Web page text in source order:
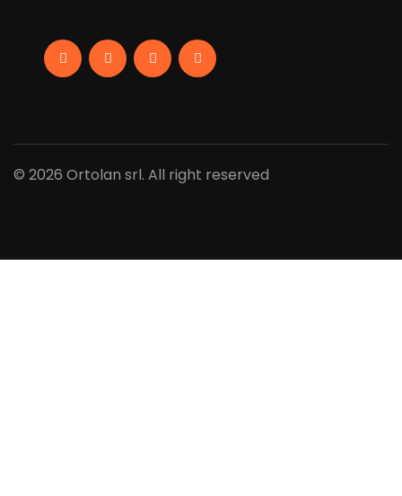
FacebookLinkedinInstagramYouTube
© 2026 Ortolan srl. All right reserved